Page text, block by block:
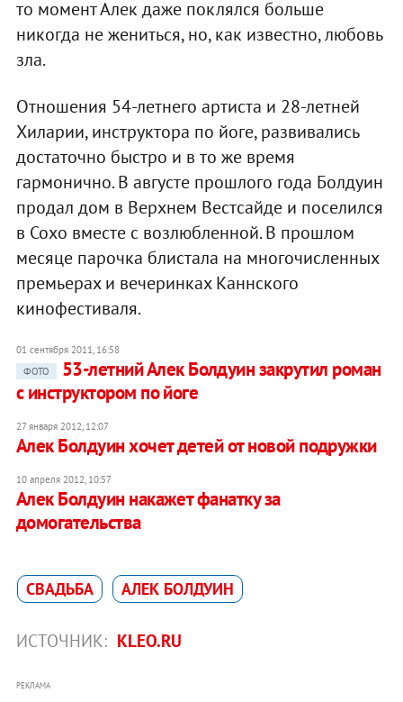
то момент Алек даже поклялся больше
никогда не жениться, но, как известно, любовь
зла.
Отношения 54-летнего артиста и 28-летней
Хиларии, инструктора по йоге, развивались
достаточно быстро и в то же время
гармонично. В августе прошлого года Болдуин
продал дом в Верхнем Вестсайде и поселился
в Сохо вместе с возлюбленной. В прошлом
месяце парочка блистала на многочисленных
премьерах и вечеринках Каннского
кинофестиваля.
01 сентября 2011, 16:58
ФОТО
53-летний Алек Болдуин закрутил роман
с инструктором по йоге
27 января 2012, 12:07
Алек Болдуин хочет детей от новой подружки
10 апреля 2012, 10:57
Алек Болдуин накажет фанатку за
домогательства‎
СВАДЬБА АЛЕК БОЛДУИН
ИСТОЧНИК: KLEO.RU
РЕКЛАМА